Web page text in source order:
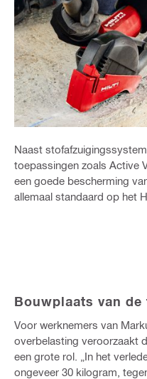
Naast
toepassingen zoals Active
een goede bescherming
allemaal standaard op het
Bouwplaats van de
Voor werknemers van
overbelasting veroorzaakt
een grote rol. „In het
ongeveer 30 kilogram,